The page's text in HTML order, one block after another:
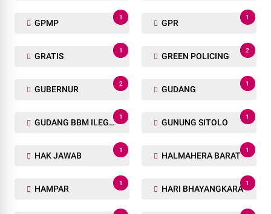
GPMP
1
GPR
1
GRATIS
1
GREEN POLICING
2
GUBERNUR
2
GUDANG
1
GUDANG BBM ILEGAL
1
GUNUNG SITOLO
1
HAK JAWAB
1
HALMAHERA BARAT
1
HAMPAR
1
HARI BHAYANGKARA
1